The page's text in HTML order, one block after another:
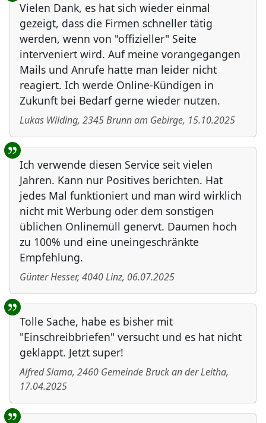
Vielen Dank, es hat sich wieder einmal
gezeigt, dass die Firmen schneller tätig
werden, wenn von "offizieller" Seite
interveniert wird. Auf meine vorangegangen
Mails und Anrufe hatte man leider nicht
reagiert. Ich werde Online-Kündigen in
Zukunft bei Bedarf gerne wieder nutzen.
Lukas Wilding, 2345Brunn am Gebirge, 15.10.2025
Ich verwende diesen Service seit vielen
Jahren. Kann nur Positives berichten. Hat
jedes Mal funktioniert und man wird wirklich
nicht mit Werbung oder dem sonstigen
üblichen Onlinemüll genervt. Daumen hoch
zu 100% und eine uneingeschränkte
Empfehlung.
Günter Hesser, 4040Linz, 06.07.2025
Tolle Sache, habe es bisher mit
"Einschreibbriefen" versucht und es hat nicht
geklappt. Jetzt super!
Alfred Slama, 2460 Gemeinde Bruck an der Leitha,
17.04.2025